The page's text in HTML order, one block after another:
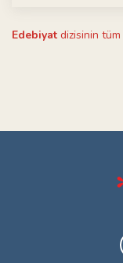
Edebiyat dizisinin tüm